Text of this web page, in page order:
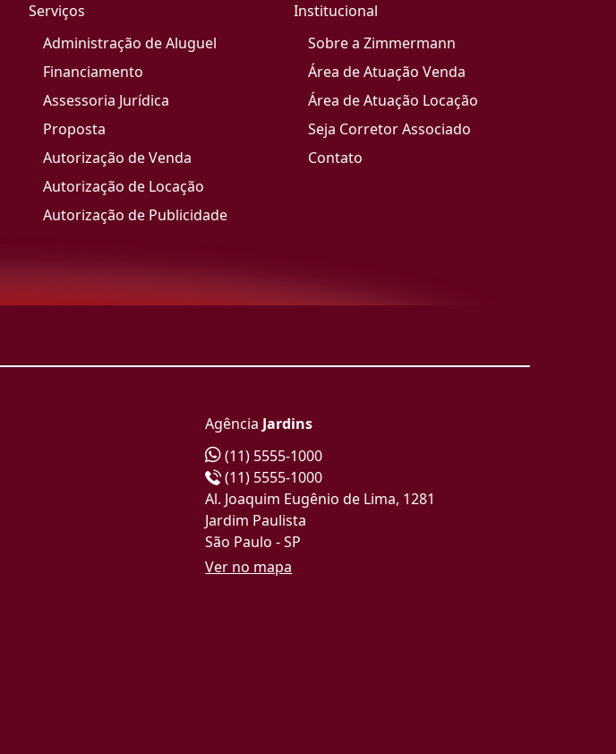
Serviços
Administração de Aluguel
Financiamento
Assessoria Jurídica
Proposta
Autorização de Venda
Autorização de Locação
Autorização de Publicidade
Institucional
Sobre a Zimmermann
Área de Atuação Venda
Área de Atuação Locação
Seja Corretor Associado
Contato
Agência Jardins
(11) 5555-1000
(11) 5555-1000
Al. Joaquim Eugênio de Lima, 1281
Jardim Paulista
São Paulo - SP
Ver no mapa